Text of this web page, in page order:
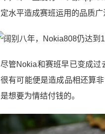
定水平造成赛班运用的品质广
尽管Nokia和赛班早已变成过
很有可能便是造成品相还算
是想要为情结付钱的。